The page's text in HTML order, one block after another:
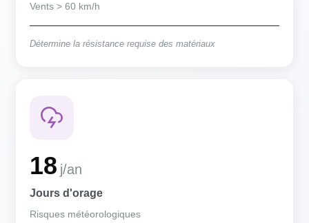
Vents > 60 km/h
Détermine la résistance requise des matériaux
18 j/an
Jours d'orage
Risques météorologiques